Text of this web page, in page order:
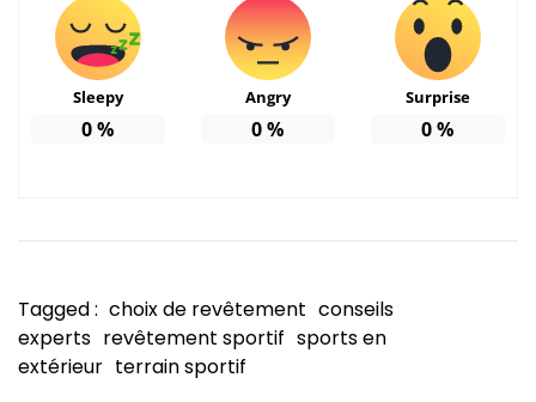
Sleepy
0%
Angry
0%
Surprise
0%
Tagged : choix de revêtement conseils
experts revêtement sportif sports en
extérieur terrain sportif